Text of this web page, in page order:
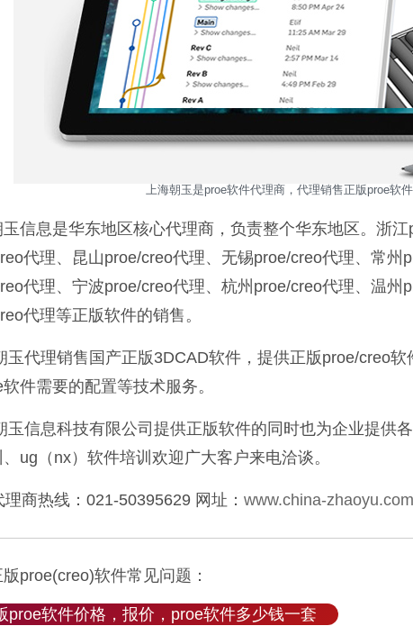
上海朝玉是proe软件代理商，代理销售正版proe软
玉信息是华东地区核心代理商，负责整个华东地区。浙
代理、昆山proe/creo代理、无锡proe/creo代理、常州
代理、宁波proe/creo代理、杭州proe/creo代理、温州
代理等正版软件的销售。
玉代理销售国产正版3DCAD软件，提供正版proe/creo
件需要的配置等技术服务。
玉信息科技有限公司提供正版软件的同时也为企业提供
ug（nx）软件培训欢迎广大客户来电洽谈。
理商热线：021-50395629 网址： www.china-zhaoyu.com
proe(creo)软件常见问题：
proe软件价格，报价，proe软件多少钱一套